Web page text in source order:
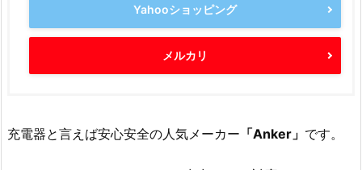
Yahooショッピング
メルカリ
充電器と言えば安心安全の人気メーカー 「Anker」 です。